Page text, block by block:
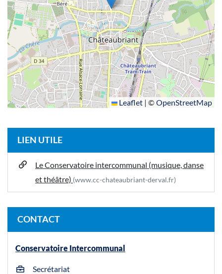
Leaflet | ©OpenStreetMap
LIEN UTILE
Le Conservatoire intercommunal (musique, danse
et théâtre) (www.cc-chateaubriant-derval.fr)
CONTACT
Conservatoire Intercommunal
Secrétariat